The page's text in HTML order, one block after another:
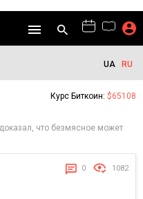
UA RU
Курс Биткоин: $65108
что безмясное может
0 1082